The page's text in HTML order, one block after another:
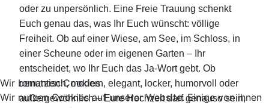
oder zu unpersönlich. Eine Freie Trauung schenkt
Euch genau das, was Ihr Euch wünscht: völlige
Freiheit. Ob auf einer Wiese, am See, im Schloss, in
einer Scheune oder im eigenen Garten – Ihr
entscheidet, wo Ihr Euch das Ja-Wort gebt. Ob
romantisch, modern, elegant, locker, humorvoll oder
außergewöhnlich – Eure Hochzeit darf genauso sein,
Wir benutzen Cookies
Wir nutzen Cookies auf unserer Website. Einige von ihnen